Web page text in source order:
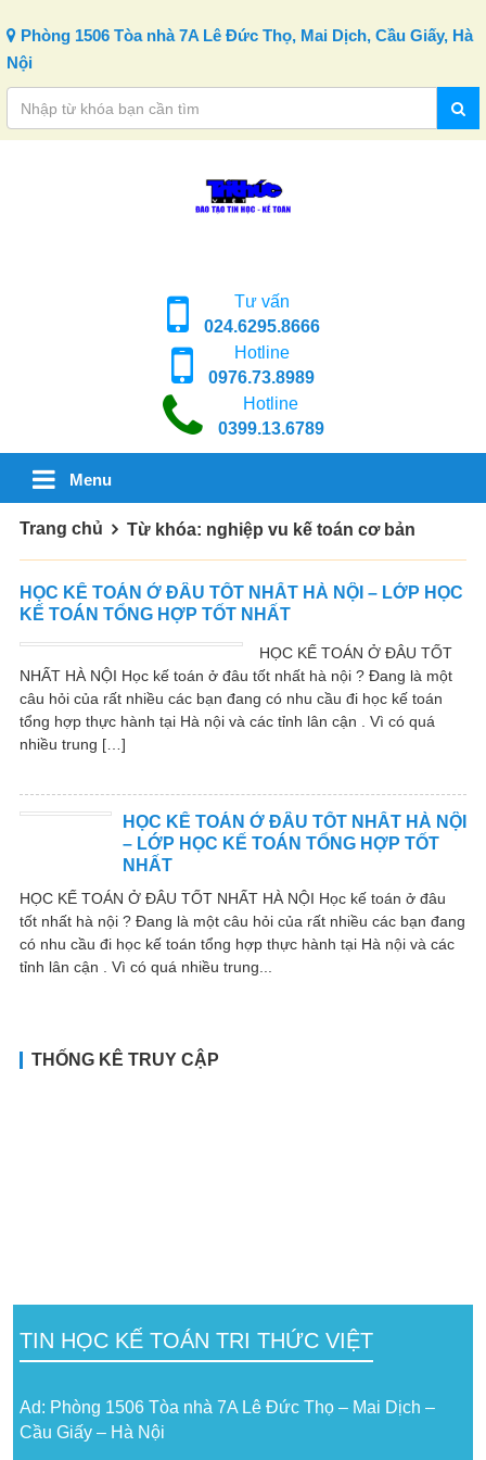
Phòng 1506 Tòa nhà 7A Lê Đức Thọ, Mai Dịch, Cầu Giấy, Hà
Nội
Tư vấn
024.6295.8666
Hotline
0976.73.8989
Hotline
0399.13.6789
Menu
Trang chủ Từ khóa: nghiệp vu kế toán cơ bản
HỌC KẾ TOÁN Ở ĐÂU TỐT NHẤT HÀ NỘI – LỚP HỌC
KẾ TOÁN TỔNG HỢP TỐT NHẤT
HỌC KẾ TOÁN Ở ĐÂU TỐT
NHẤT HÀ NỘI Học kế toán ở đâu tốt nhất hà nội ? Đang là một
câu hỏi của rất nhiều các bạn đang có nhu cầu đi học kế toán
tổng hợp thực hành tại Hà nội và các tỉnh lân cận . Vì có quá
nhiều trung […]
HỌC KẾ TOÁN Ở ĐÂU TỐT NHẤT HÀ NỘI
– LỚP HỌC KẾ TOÁN TỔNG HỢP TỐT
NHẤT
HỌC KẾ TOÁN Ở ĐÂU TỐT NHẤT HÀ NỘI Học kế toán ở đâu
tốt nhất hà nội ? Đang là một câu hỏi của rất nhiều các bạn đang
có nhu cầu đi học kế toán tổng hợp thực hành tại Hà nội và các
tỉnh lân cận . Vì có quá nhiều trung...
THỐNG KÊ TRUY CẬP
TIN HỌC KẾ TOÁN TRI THỨC VIỆT
Ad: Phòng 1506 Tòa nhà 7A Lê Đức Thọ – Mai Dịch –
Cầu Giấy – Hà Nội